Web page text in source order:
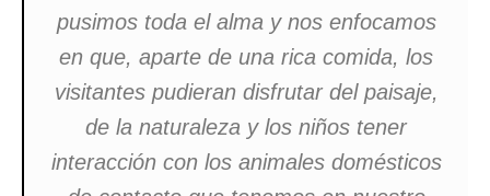
pusimos toda el alma y nos enfocamos
en que, aparte de una rica comida, los
visitantes pudieran disfrutar del paisaje,
de la naturaleza y los niños tener
interacción con los animales domésticos